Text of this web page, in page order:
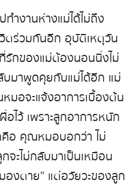
ำงานห่างแม่ได้ไม่ถึง
วิตร่วมกันอีก อุบัติเหตุวัน
รักของแม่ต้องนอนนิ่งไม่
บมาพูดคุยกับแม่ได้อีก แม่
มอจะแจ้งอาการเบื้องต้น
อไว้ เพราะลูกอาการหนัก
คือ คุณหมอบอกว่า ไม่
ะไม่กลับมาเป็นเหมือน
องตาย” แต่อวัยวะของลูก